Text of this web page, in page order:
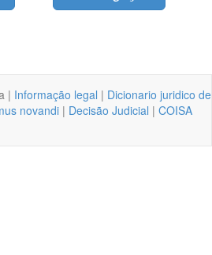
| Informação legal | Dicionario juridico de
novandi | Decisão Judicial | COISA